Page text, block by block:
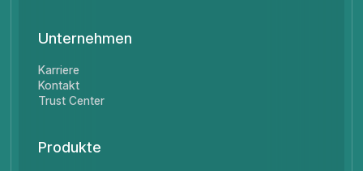
Unternehmen
Karriere
Kontakt
Trust Center
Produkte